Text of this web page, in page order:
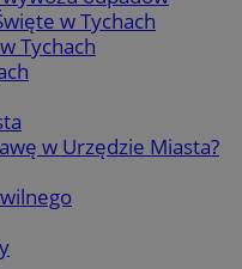
w Tychach
Tychach
w Urzędzie Miasta?